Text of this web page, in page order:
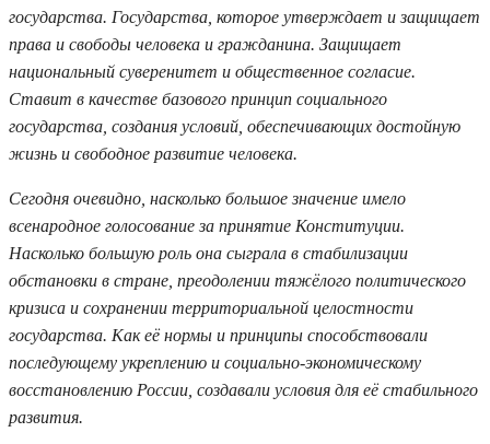
государства. Государства, которое утверждает и защищает
права и свободы человека и гражданина. Защищает
национальный суверенитет и общественное согласие.
Ставит в качестве базового принцип социального
государства, создания условий, обеспечивающих достойную
жизнь и свободное развитие человека.
Сегодня очевидно, насколько большое значение имело
всенародное голосование за принятие Конституции.
Насколько большую роль она сыграла в стабилизации
обстановки в стране, преодолении тяжёлого политического
кризиса и сохранении территориальной целостности
государства. Как её нормы и принципы способствовали
последующему укреплению и социально-экономическому
восстановлению России, создавали условия для её стабильного
развития.